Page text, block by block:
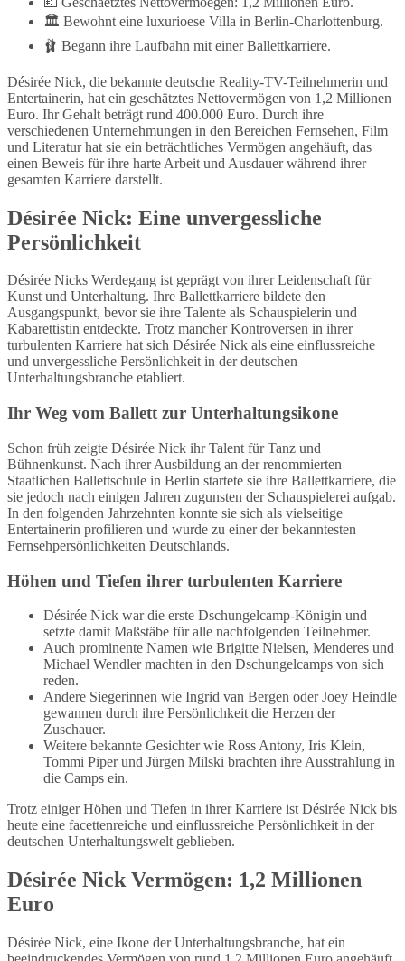
🏛️ Bewohnt eine luxurioese Villa in Berlin-Charlottenburg.
🩰 Begann ihre Laufbahn mit einer Ballettkarriere.
Désirée Nick, die bekannte deutsche Reality-TV-Teilnehmerin und
Entertainerin, hat ein geschätztes Nettovermögen von 1,2 Millionen
Euro. Ihr Gehalt beträgt rund 400.000 Euro. Durch ihre
verschiedenen Unternehmungen in den Bereichen Fernsehen, Film
und Literatur hat sie ein beträchtliches Vermögen angehäuft, das
einen Beweis für ihre harte Arbeit und Ausdauer während ihrer
gesamten Karriere darstellt.
Désirée Nick: Eine unvergessliche
Persönlichkeit
Désirée Nicks Werdegang ist geprägt von ihrer Leidenschaft für
Kunst und Unterhaltung. Ihre Ballettkarriere bildete den
Ausgangspunkt, bevor sie ihre Talente als Schauspielerin und
Kabarettistin entdeckte. Trotz mancher Kontroversen in ihrer
turbulenten Karriere hat sich Désirée Nick als eine einflussreiche
und unvergessliche Persönlichkeit in der deutschen
Unterhaltungsbranche etabliert.
Ihr Weg vom Ballett zur Unterhaltungsikone
Schon früh zeigte Désirée Nick ihr Talent für Tanz und
Bühnenkunst. Nach ihrer Ausbildung an der renommierten
Staatlichen Ballettschule in Berlin startete sie ihre Ballettkarriere, die
sie jedoch nach einigen Jahren zugunsten der Schauspielerei aufgab.
In den folgenden Jahrzehnten konnte sie sich als vielseitige
Entertainerin profilieren und wurde zu einer der bekanntesten
Fernsehpersönlichkeiten Deutschlands.
Höhen und Tiefen ihrer turbulenten Karriere
Désirée Nick war die erste Dschungelcamp-Königin und
setzte damit Maßstäbe für alle nachfolgenden Teilnehmer.
Auch prominente Namen wie Brigitte Nielsen, Menderes und
Michael Wendler machten in den Dschungelcamps von sich
reden.
Andere Siegerinnen wie Ingrid van Bergen oder Joey Heindle
gewannen durch ihre Persönlichkeit die Herzen der
Zuschauer.
Weitere bekannte Gesichter wie Ross Antony, Iris Klein,
Tommi Piper und Jürgen Milski brachten ihre Ausstrahlung in
die Camps ein.
Trotz einiger Höhen und Tiefen in ihrer Karriere ist Désirée Nick bis
heute eine facettenreiche und einflussreiche Persönlichkeit in der
deutschen Unterhaltungswelt geblieben.
Désirée Nick Vermögen: 1,2 Millionen
Euro
Désirée Nick, eine Ikone der Unterhaltungsbranche, hat ein